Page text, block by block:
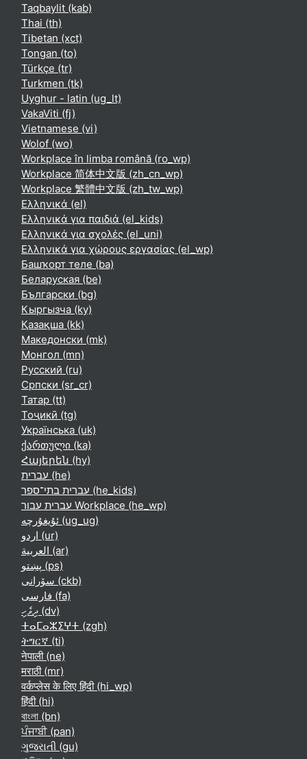
Taqbaylit ‎(kab)‎
Thai ‎(th)‎
Tibetan ‎(xct)‎
Tongan ‎(to)‎
Türkçe ‎(tr)‎
Turkmen ‎(tk)‎
Uyghur - latin ‎(ug_lt)‎
VakaViti ‎(fj)‎
Vietnamese ‎(vi)‎
Wolof ‎(wo)‎
Workplace în limba română ‎(ro_wp)‎
Workplace 简体中文版 ‎(zh_cn_wp)‎
Workplace 繁體中文版 ‎(zh_tw_wp)‎
Ελληνικά ‎(el)‎
Ελληνικά για παιδιά ‎(el_kids)‎
Ελληνικά για σχολές ‎(el_uni)‎
Ελληνικά για χώρους εργασίας ‎(el_wp)‎
Башҡорт теле ‎(ba)‎
Беларуская ‎(be)‎
Български ‎(bg)‎
Кыргызча ‎(ky)‎
Қазақша ‎(kk)‎
Македонски ‎(mk)‎
Монгол ‎(mn)‎
Русский ‎(ru)‎
Српски ‎(sr_cr)‎
Татар ‎(tt)‎
Тоҷикӣ ‎(tg)‎
Українська ‎(uk)‎
ქართული ‎(ka)‎
Հայերեն ‎(hy)‎
עברית ‎(he)‎
עברית בתי־ספר ‎(he_kids)‎
עברית עבור Workplace ‎(he_wp)‎
ئۇيغۇرچە ‎(ug_ug)‎
اردو ‎(ur)‎
العربية ‎(ar)‎
پښتو ‎(ps)‎
سۆرانی ‎(ckb)‎
فارسی ‎(fa)‎
ދިވެހި ‎(dv)‎
ⵜⴰⵎⴰⵣⵉⵖⵜ ‎(zgh)‎
ትግርኛ ‎(ti)‎
नेपाली ‎(ne)‎
मराठी ‎(mr)‎
वर्कप्लेस के लिए हिंदी ‎(hi_wp)‎
हिंदी ‎(hi)‎
বাংলা ‎(bn)‎
ਪੰਜਾਬੀ ‎(pan)‎
ગુજરાતી ‎(gu)‎